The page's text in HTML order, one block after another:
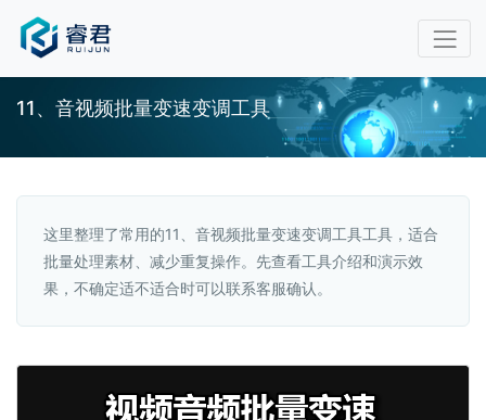
11、音视频批量变速变调工具
这里整理了常用的11、音视频批量变速变调工具工具，适合
批量处理素材、减少重复操作。先查看工具介绍和演示效
果，不确定适不适合时可以联系客服确认。